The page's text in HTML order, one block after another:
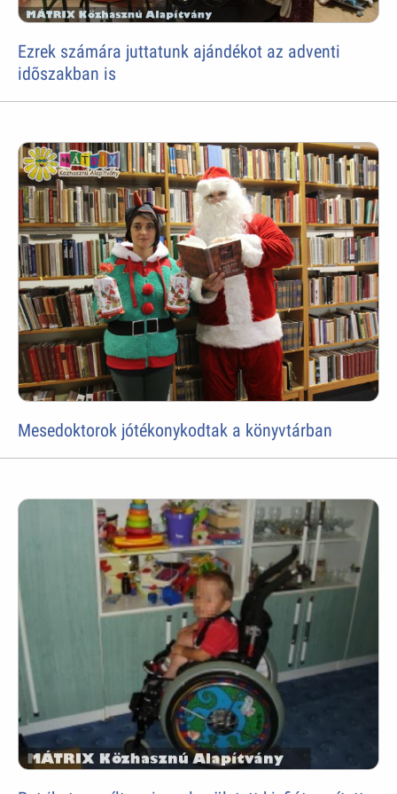
Ezrek számára juttatunk ajándékot az adventi
idõszakban is
Mesedoktorok jótékonykodtak a könyvtárban